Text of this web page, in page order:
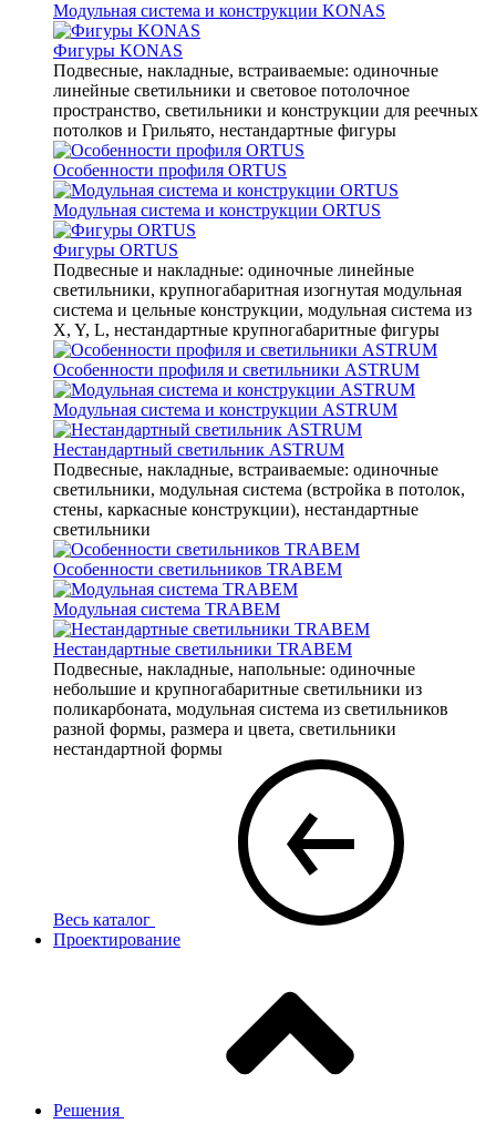
Модульная система и конструкции KONAS
Фигуры KONAS
Подвесные, накладные, встраиваемые: одиночные
линейные светильники и световое потолочное
пространство, светильники и конструкции для реечных
потолков и Грильято, нестандартные фигуры
Особенности профиля ORTUS
Модульная система и конструкции ORTUS
Фигуры ORTUS
Подвесные и накладные: одиночные линейные
светильники, крупногабаритная изогнутая модульная
система и цельные конструкции, модульная система из
X, Y, L, нестандартные крупногабаритные фигуры
Особенности профиля и светильники ASTRUM
Модульная система и конструкции ASTRUM
Нестандартный светильник ASTRUM
Подвесные, накладные, встраиваемые: одиночные
светильники, модульная система (встройка в потолок,
стены, каркасные конструкции), нестандартные
светильники
Особенности светильников TRABEM
Модульная система TRABEM
Нестандартные светильники TRABEM
Подвесные, накладные, напольные: одиночные
небольшие и крупногабаритные светильники из
поликарбоната, модульная система из светильников
разной формы, размера и цвета, светильники
нестандартной формы
Весь каталог
Проектирование
Решения